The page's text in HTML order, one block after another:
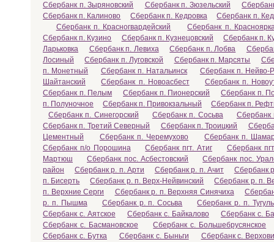
Сбербанк п. Зыряновский
Сбербанк п. Зюзельский
Сбербанк п. Калиново
Сбербанк п. Кедровка
Сбербанк п.
Сбербанк п. Красногвардейский
Сбербанк п.
Сбербанк п. Кузино
Сбербанк п. Кузнецовский
Сбербанк п.
Ларьковка
Сбербанк п. Левиха Сбербанк п. Лобва
Лосиный
Сбербанк п. Луговской Сбербанк п. Марсяты
п. Монетный
Сбербанк п. Натальинск
Сбербанк п. Нейво-
Шайтанский
Сбербанк п. Новоасбест
Сбербанк п.
Сбербанк п. Пелым
Сбербанк п. Пионерский
Сбербанк п.
п. Полуночное
Сбербанк п. Привокзальный
Сбербанк п.
Сбербанк п. Синегорский
Сбербанк п. Сосьва
Сбербанк
Сбербанк п. Третий Северный
Сбербанк п. Троицкий
Цементный
Сбербанк п. Черемухово
Сбербанк п.
Сбербанк п/о Порошина
Сбербанк пгт. Атиг
Сбербанк
Мартюш
Сбербанк пос. Асбестовский
Сбербанк пос.
район
Сбербанк р. п. Арти Сбербанк р. п. Ачит
Сбербанк
п. Бисерть
Сбербанк р. п. Верх-Нейвинский
Сбербанк р. п.
п. Верхние Серги
Сбербанк р. п. Верхняя Синячиха
р. п. Пышма
Сбербанк р. п. Сосьва
Сбербанк р. п.
Сбербанк с. Аятское
Сбербанк с. Байкалово
Сбербанк с.
Сбербанк с. Басмановское
Сбербанк с. Большебрусянское
Сбербанк с. Бутка
Сбербанк с. Быньги
Сбербанк с.